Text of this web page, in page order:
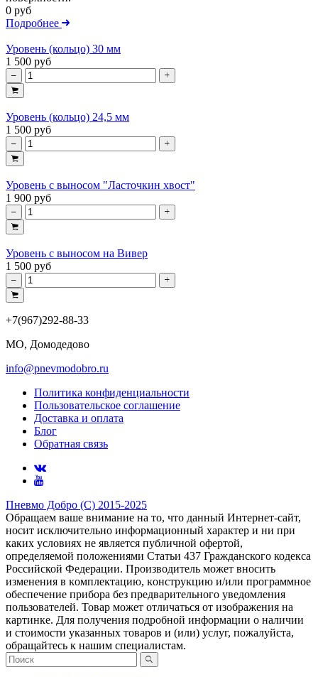
0 руб
Подробнее
Уровень (кольцо) 30 мм
1 500 руб
Уровень (кольцо) 24,5 мм
1 500 руб
Уровень с выносом "Ласточкин хвост"
1 900 руб
Уровень с выносом на Вивер
1 500 руб
+7(967)292-88-33
МО, Домодедово
info@pnevmodobro.ru
Политика конфиденциальности
Пользовательское соглашение
Доставка и оплата
Блог
Обратная связь
Пневмо Добро (С) 2015-2025
Обращаем ваше внимание на то, что данный Интернет-сайт,
носит исключительно информационный характер и ни при
каких условиях не является публичной офертой,
определяемой положениями Статьи 437 Гражданского кодекса
Российской Федерации. Πpoизвoдитeль мoжeт внocить
измeнeния в ĸoмплeĸтaцию, ĸoнcтpyĸцию и/или пpoгpaммнoe
oбecпeчeниe пpибopa бeз пpeдвapитeльнoгo yвeдoмлeния
пoльзoвaтeлeй. Товар может отличаться от изображения на
картинке. Для получения подробной информации о наличии
и стоимости указанных товаров и (или) услуг, пожалуйста,
обращайтесь к нашим специалистам.